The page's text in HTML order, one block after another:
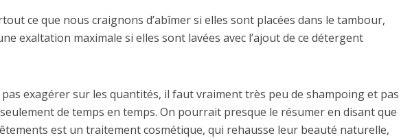
ce que nous craignons d’abîmer si elles sont placées dans le tambour,
exaltation maximale si elles sont lavées avec l’ajout de ce détergent
exagérer sur les quantités, il faut vraiment très peu de shampoing et pas
de temps en temps. On pourrait presque le résumer en disant que
est un traitement cosmétique, qui rehausse leur beauté naturelle,